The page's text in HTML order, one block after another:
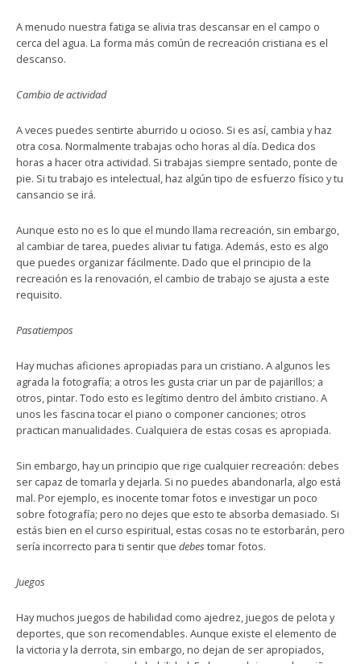
A menudo nuestra fatiga se alivia tras descansar en el campo o
cerca del agua. La forma más común de recreación cristiana es el
descanso.
Cambio de actividad
A veces puedes sentirte aburrido u ocioso. Si es así, cambia y haz
otra cosa. Normalmente trabajas ocho horas al día. Dedica dos
horas a hacer otra actividad. Si trabajas siempre sentado, ponte de
pie. Si tu trabajo es intelectual, haz algún tipo de esfuerzo físico y tu
cansancio se irá.
Aunque esto no es lo que el mundo llama recreación, sin embargo,
al cambiar de tarea, puedes aliviar tu fatiga. Además, esto es algo
que puedes organizar fácilmente. Dado que el principio de la
recreación es la renovación, el cambio de trabajo se ajusta a este
requisito.
Pasatiempos
Hay muchas aficiones apropiadas para un cristiano. A algunos les
agrada la fotografía; a otros les gusta criar un par de pajarillos; a
otros, pintar. Todo esto es legítimo dentro del ámbito cristiano. A
unos les fascina tocar el piano o componer canciones; otros
practican manualidades. Cualquiera de estas cosas es apropiada.
Sin embargo, hay un principio que rige cualquier recreación: debes
ser capaz de tomarla y dejarla. Si no puedes abandonarla, algo está
mal. Por ejemplo, es inocente tomar fotos e investigar un poco
sobre fotografía; pero no dejes que esto te absorba demasiado. Si
estás bien en el curso espiritual, estas cosas no te estorbarán, pero
sería incorrecto para ti sentir que debes tomar fotos.
Juegos
Hay muchos juegos de habilidad como ajedrez, juegos de pelota y
deportes, que son recomendables. Aunque existe el elemento de
la victoria y la derrota, sin embargo, no dejan de ser apropiados,